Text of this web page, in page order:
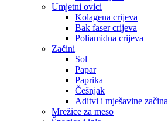
Umjetni ovici
Kolagena crijeva
Bak faser crijeva
Poliamidna crijeva
Začini
Sol
Papar
Paprika
Češnjak
Aditvi i mješavine začina
Mrežice za meso